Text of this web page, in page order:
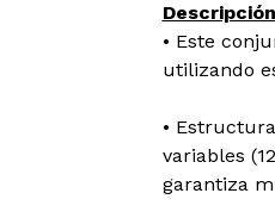
• Este
utilizando
•
variables
garantiza